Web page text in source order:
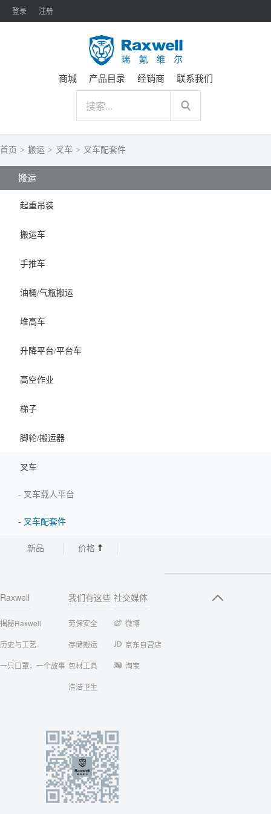
登录 注册
商城 产品目录 经销商 联系我们
首页 > 搬运 > 叉车 > 叉车配套件
搬运
起重吊装
搬运车
手推车
油桶/气瓶搬运
堆高车
升降平台/平台车
高空作业
梯子
脚轮/搬运器
叉车
- 叉车载人平台
- 叉车配套件
新品 价格
Raxwell
揭秘Raxwell
历史与工艺
一只口罩，一个故事
我们有这些
劳保安全
存储搬运
包材工具
清洁卫生
社交媒体
微博
京东自营店
淘宝